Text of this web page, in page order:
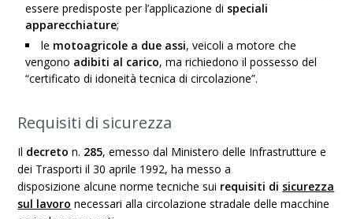
esserepredisposte per l’applicazione di speciali
apparecchiature;
le motoagricole a due assi,veicoli a motore che
vengono adibiti al carico, ma richiedono il possesso del
“certificato di idoneità tecnica di circolazione”.
Requisiti di sicurezza
Il decreto n. 285, emesso dal Ministero delle Infrastrutture e
dei Trasporti il 30 aprile 1992, hamesso a
disposizione alcunenorme tecniche sui requisiti di sicurezza
sul lavoro necessari alla circolazione stradale delle macchine